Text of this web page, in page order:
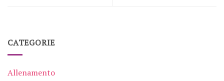
CATEGORIE
Allenamento